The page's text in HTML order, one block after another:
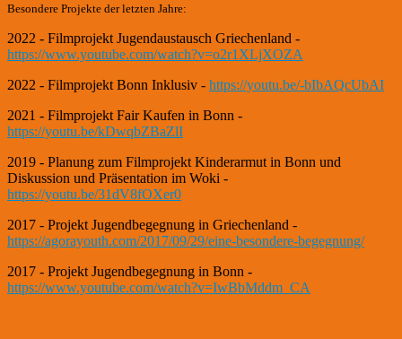
Besondere Projekte der letzten Jahre:
2022 - Filmprojekt Jugendaustausch Griechenland -
https://www.youtube.com/watch?v=o2r1XLjXOZA
2022 - Filmprojekt Bonn Inklusiv - https://youtu.be/-bIbAQcUbAI
2021 - Filmprojekt Fair Kaufen in Bonn -
https://youtu.be/kDwqbZBaZlI
2019 - Planung zum Filmprojekt Kinderarmut in Bonn und
Diskussion und Präsentation im Woki -
https://youtu.be/31dV8fOXer0
2017 - Projekt Jugendbegegnung in Griechenland -
https://agorayouth.com/2017/09/29/eine-besondere-begegnung/
2017 - Projekt Jugendbegegnung in Bonn -
https://www.youtube.com/watch?v=IwBbMddm_CA